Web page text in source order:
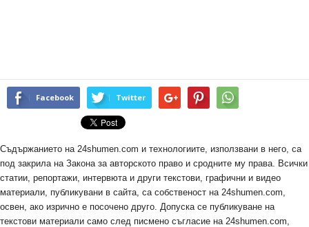
Facebook Twitter
Съдържанието на 24shumen.com и технологиите, използвани в него, са
под закрила на Закона за авторското право и сродните му права. Всички
статии, репортажи, интервюта и други текстови, графични и видео
материали, публикувани в сайта, са собственост на 24shumen.com,
освен, ако изрично е посочено друго. Допуска се публикуване на
текстови материали само след писмено съгласие на 24shumen.com,